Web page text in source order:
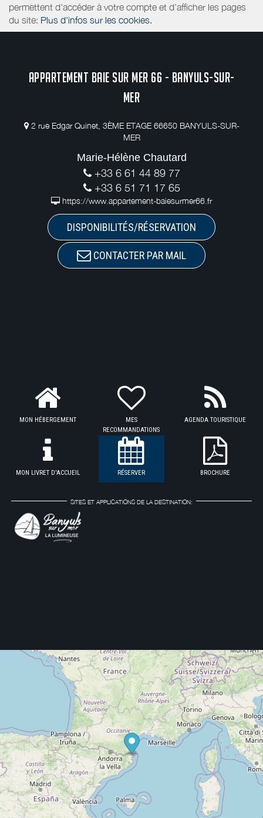
permettent d'accéder à votre compte et d’afficher les pages
du site: Plus d'infos sur les cookies.
APPARTEMENT BAIE SUR MER 66 - BANYULS-SUR-
MER
2 rue Edgar Quinet, 3ÈME ETAGE 66650 BANYULS-SUR-
MER
Marie-Hélène Chautard
+33 6 61 44 89 77
+33 6 51 71 17 65
https://www.appartement-baiesurmer66.fr
DISPONIBILITÉS/RÉSERVATION
CONTACTER PAR MAIL
MON HÉBERGEMENT
MES
RECOMMANDATIONS
AGENDA TOURISTIQUE
MON LIVRET D'ACCUEIL RÉSERVER BROCHURE
SITES ET APPLICATIONS DE LA DESTINATION: